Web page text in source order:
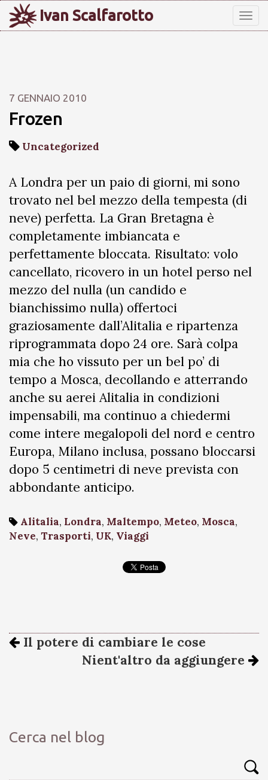
Ivan Scalfarotto
7 GENNAIO 2010
Frozen
Uncategorized
A Londra per un paio di giorni, mi sono
trovato nel bel mezzo della tempesta (di
neve) perfetta. La Gran Bretagna è
completamente imbiancata e
perfettamente bloccata. Risultato: volo
cancellato, ricovero in un hotel perso nel
mezzo del nulla (un candido e
bianchissimo nulla) offertoci
graziosamente dall’Alitalia e ripartenza
riprogrammata dopo 24 ore. Sarà colpa
mia che ho vissuto per un bel po’ di
tempo a Mosca, decollando e atterrando
anche su aerei Alitalia in condizioni
impensabili, ma continuo a chiedermi
come intere megalopoli del nord e centro
Europa, Milano inclusa, possano bloccarsi
dopo 5 centimetri di neve prevista con
abbondante anticipo.
Alitalia, Londra, Maltempo, Meteo, Mosca,
Neve, Trasporti, UK, Viaggi
Il potere di cambiare le cose
Nient'altro da aggiungere
Cerca nel blog